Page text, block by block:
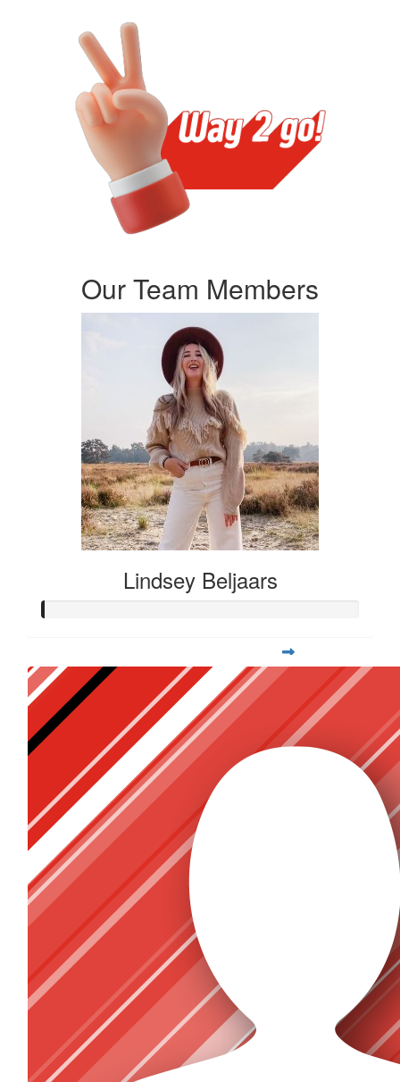
Our Team Members
Lindsey Beljaars